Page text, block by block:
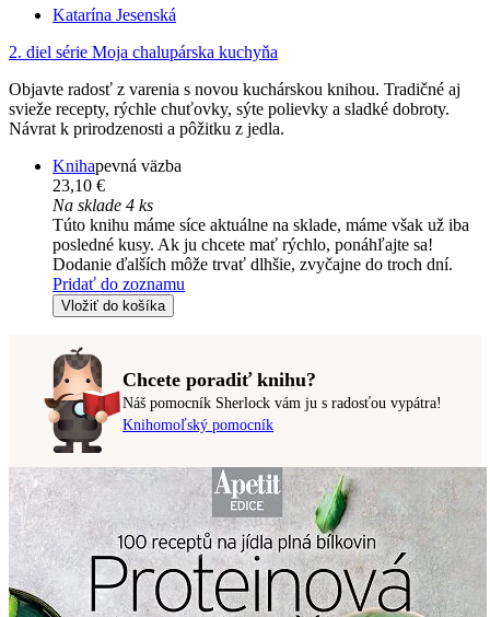
Katarína Jesenská
2. diel série Moja chalupárska kuchyňa
Objavte radosť z varenia s novou kuchárskou knihou. Tradičné aj
svieže recepty, rýchle chuťovky, sýte polievky a sladké dobroty.
Návrat k prirodzenosti a pôžitku z jedla.
Knihapevná väzba
23,10 €
Na sklade 4 ks
Túto knihu máme síce aktuálne na sklade, máme však už iba
posledné kusy. Ak ju chcete mať rýchlo, ponáhľajte sa!
Dodanie ďalších môže trvať dlhšie, zvyčajne do troch dní.
Pridať do zoznamu
Vložiť do košíka
Chcete poradiť knihu?
Náš pomocník Sherlock vám ju s radosťou vypátra!
Knihomoľský pomocník